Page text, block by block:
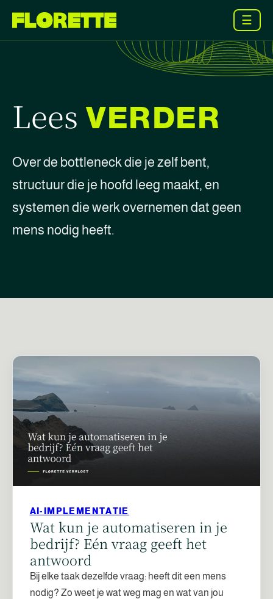
☰
LeesVERDER
Over de bottleneck die je zelf bent,
structuur die je hoofd leeg maakt, en
systemen die werk overnemen dat geen
mens nodig heeft.
AI-IMPLEMENTATIE
Wat kun je automatiseren in je
bedrijf? Eén vraag geeft het
antwoord
Bij elke taak dezelfde vraag: heeft dit een mens
nodig? Zo weet je wat weg mag en wat van jou